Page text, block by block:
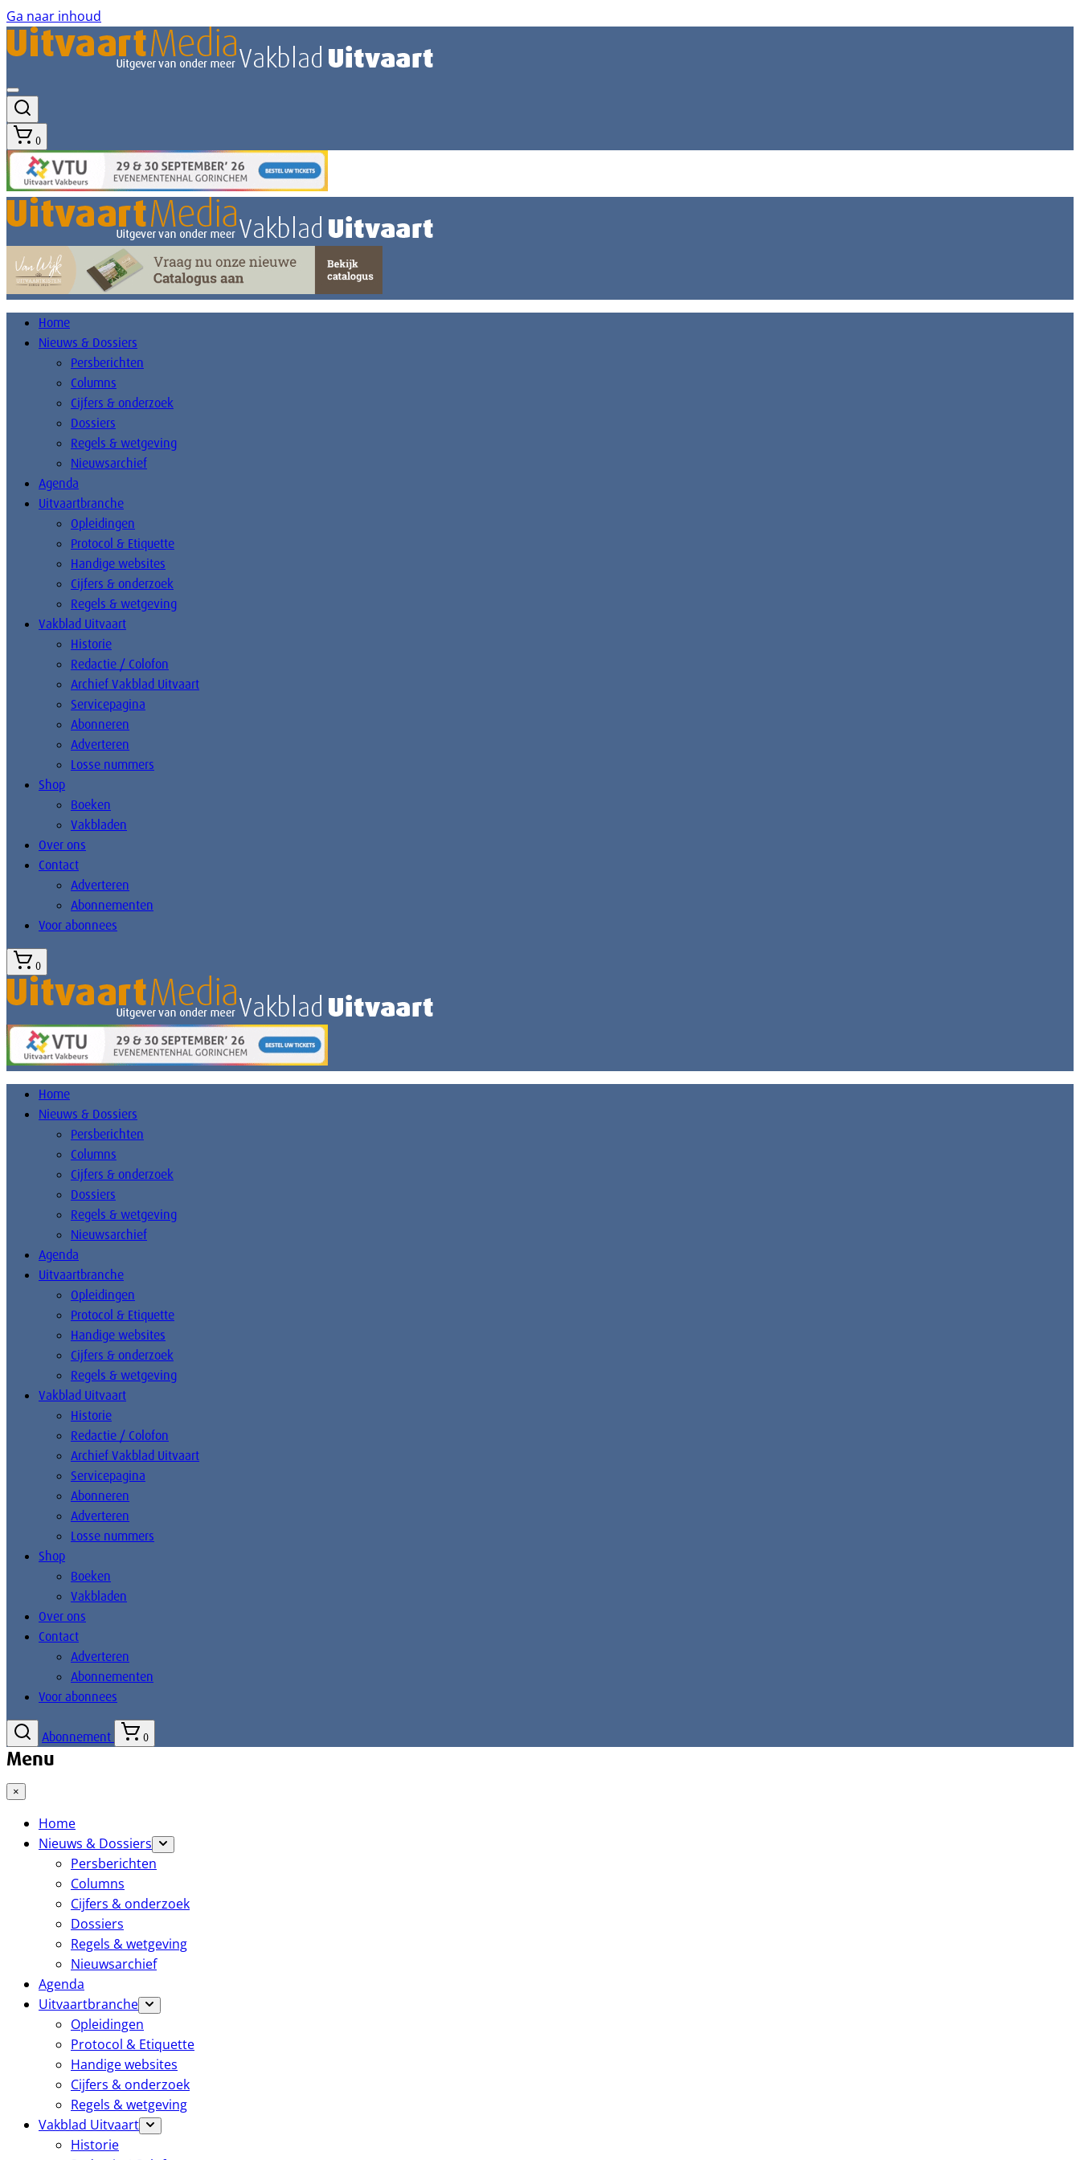
Ga naar inhoud
0
Home
Nieuws & Dossiers
Persberichten
Columns
Cijfers & onderzoek
Dossiers
Regels & wetgeving
Nieuwsarchief
Agenda
Uitvaartbranche
Opleidingen
Protocol & Etiquette
Handige websites
Cijfers & onderzoek
Regels & wetgeving
Vakblad Uitvaart
Historie
Redactie / Colofon
Archief Vakblad Uitvaart
Servicepagina
Abonneren
Adverteren
Losse nummers
Shop
Boeken
Vakbladen
Over ons
Contact
Adverteren
Abonnementen
Voor abonnees
0
Home
Nieuws & Dossiers
Persberichten
Columns
Cijfers & onderzoek
Dossiers
Regels & wetgeving
Nieuwsarchief
Agenda
Uitvaartbranche
Opleidingen
Protocol & Etiquette
Handige websites
Cijfers & onderzoek
Regels & wetgeving
Vakblad Uitvaart
Historie
Redactie / Colofon
Archief Vakblad Uitvaart
Servicepagina
Abonneren
Adverteren
Losse nummers
Shop
Boeken
Vakbladen
Over ons
Contact
Adverteren
Abonnementen
Voor abonnees
Abonnement 0
Menu
×
Home
Nieuws & Dossiers
Persberichten
Columns
Cijfers & onderzoek
Dossiers
Regels & wetgeving
Nieuwsarchief
Agenda
Uitvaartbranche
Opleidingen
Protocol & Etiquette
Handige websites
Cijfers & onderzoek
Regels & wetgeving
Vakblad Uitvaart
Historie